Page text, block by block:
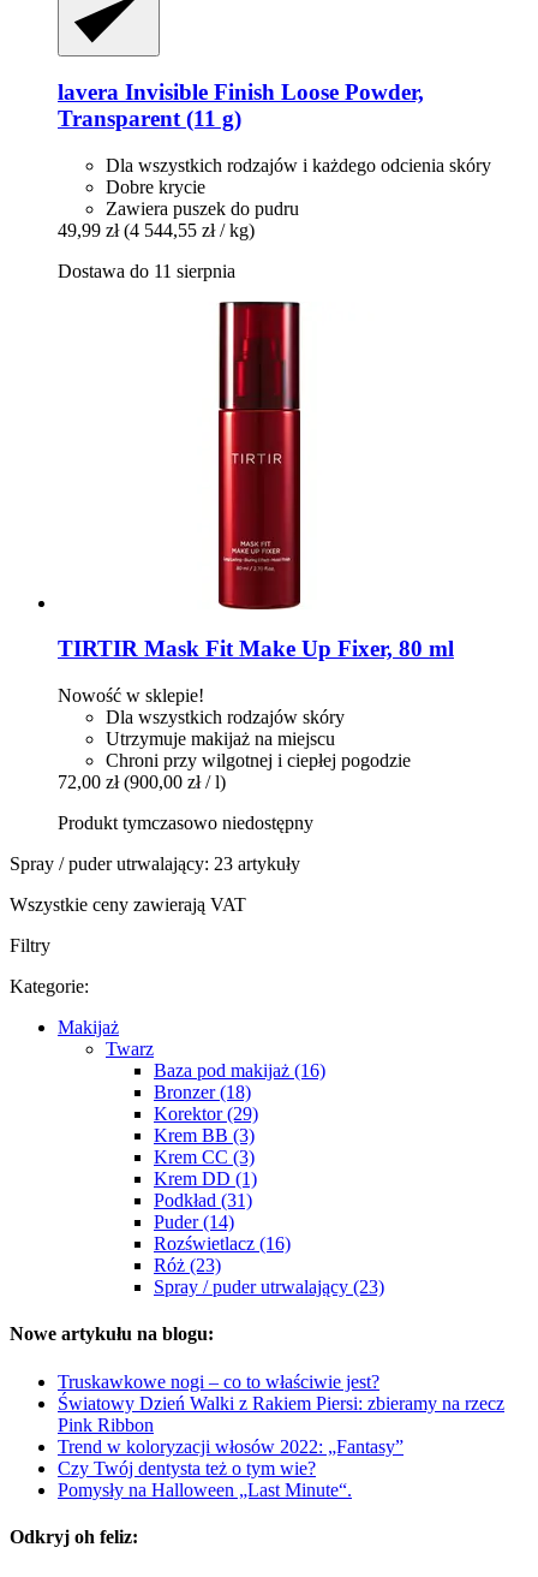
lavera Invisible Finish Loose Powder,
Transparent (11 g)
Dla wszystkich rodzajów i każdego odcienia skóry
Dobre krycie
Zawiera puszek do pudru
49,99 zł (4 544,55 zł / kg)
Dostawa do 11 sierpnia
TIRTIR Mask Fit Make Up Fixer, 80 ml
Nowość w sklepie!
Dla wszystkich rodzajów skóry
Utrzymuje makijaż na miejscu
Chroni przy wilgotnej i ciepłej pogodzie
72,00 zł (900,00 zł / l)
Produkt tymczasowo niedostępny
Spray / puder utrwalający: 23 artykuły
Wszystkie ceny zawierają VAT
Filtry
Kategorie:
Makijaż
Twarz
Baza pod makijaż (16)
Bronzer (18)
Korektor (29)
Krem BB (3)
Krem CC (3)
Krem DD (1)
Podkład (31)
Puder (14)
Rozświetlacz (16)
Róż (23)
Spray / puder utrwalający (23)
Nowe artykułu na blogu:
Truskawkowe nogi – co to właściwie jest?
Światowy Dzień Walki z Rakiem Piersi: zbieramy na rzecz
Pink Ribbon
Trend w koloryzacji włosów 2022: „Fantasy”
Czy Twój dentysta też o tym wie?
Pomysły na Halloween „Last Minute“.
Odkryj oh feliz: